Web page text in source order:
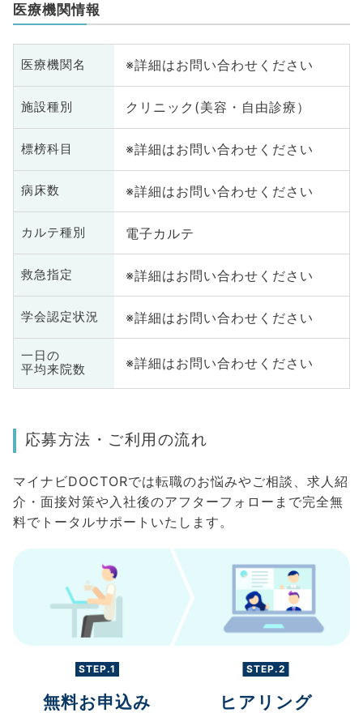
医療機関情報
医療機関名 ※詳細はお問い合わせください
施設種別 クリニック(美容・自由診療）
標榜科目 ※詳細はお問い合わせください
病床数 ※詳細はお問い合わせください
カルテ種別 電子カルテ
救急指定 ※詳細はお問い合わせください
学会認定状況 ※詳細はお問い合わせください
一日の
平均来院数
※詳細はお問い合わせください
応募方法・ご利用の流れ
マイナビDOCTORでは転職のお悩みやご相談、求人紹
介・面接対策や入社後のアフターフォローまで完全無
料でトータルサポートいたします。
STEP.1
無料お申込み
STEP.2
ヒアリング